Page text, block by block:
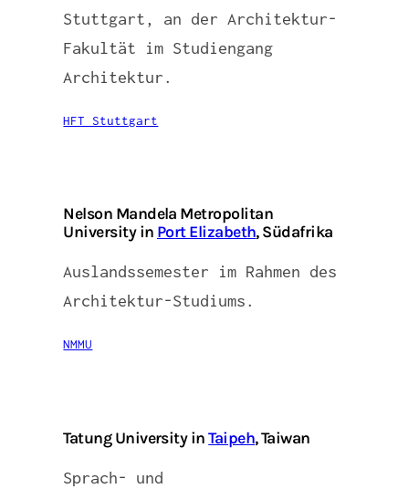
Stuttgart, an der Architektur-
Fakultät im Studiengang
Architektur.
HFT Stuttgart
Nelson Mandela Metropolitan
University in Port Elizabeth, Südafrika
Auslandssemester im Rahmen des
Architektur-Studiums.
NMMU
Tatung University inTaipeh, Taiwan
Sprach- und